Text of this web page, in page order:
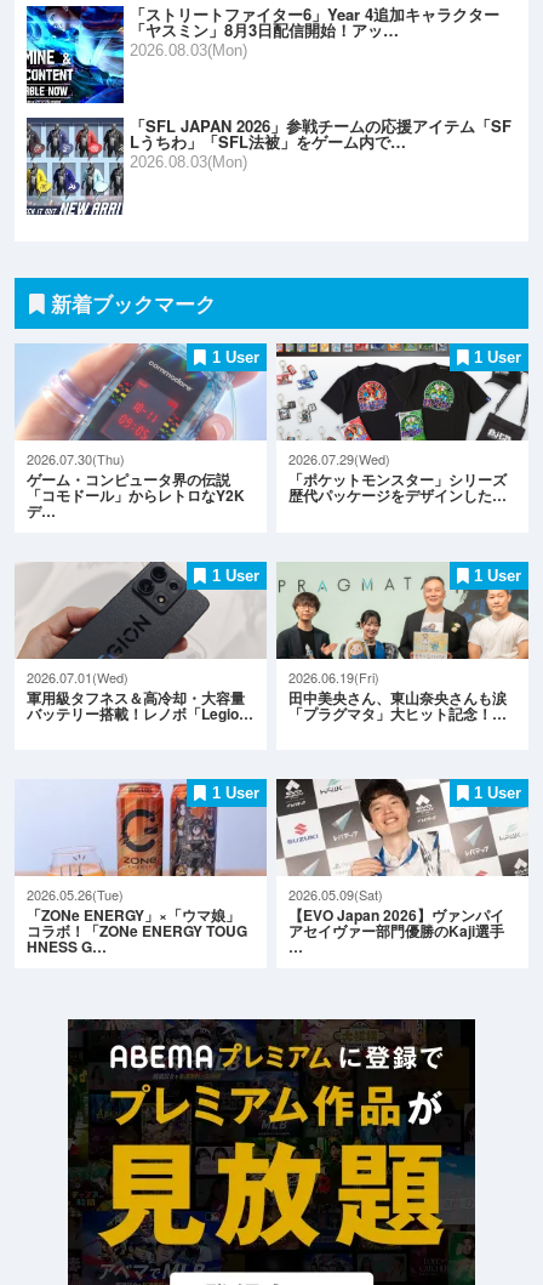
「ストリートファイター6」Year 4追加キャラクター
「ヤスミン」8月3日配信開始！アッ…
2026.08.03(Mon)
「SFL JAPAN 2026」参戦チームの応援アイテム「SF
Lうちわ」「SFL法被」をゲーム内で…
2026.08.03(Mon)
新着ブックマーク
1 User
2026.07.30(Thu)
ゲーム・コンピュータ界の伝説
「コモドール」からレトロなY2K
デ…
1 User
2026.07.29(Wed)
「ポケットモンスター」シリーズ
歴代パッケージをデザインした…
1 User
2026.07.01(Wed)
軍用級タフネス＆高冷却・大容量
バッテリー搭載！レノボ「Legio…
1 User
2026.06.19(Fri)
田中美央さん、東山奈央さんも涙
「プラグマタ」大ヒット記念！…
1 User
2026.05.26(Tue)
「ZONe ENERGY」×「ウマ娘」
コラボ！「ZONe ENERGY TOUG
HNESS G…
1 User
2026.05.09(Sat)
【EVO Japan 2026】ヴァンパイ
アセイヴァー部門優勝のKaji選手
…